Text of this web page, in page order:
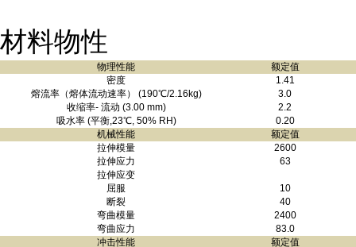
材料物性
物理性能
额定值
密度
1.41
熔流率（熔体流动速率） (190℃/2.16kg)
3.0
收缩率- 流动 (3.00 mm)
2.2
吸水率 (平衡,23℃, 50% RH)
0.20
机械性能
额定值
拉伸模量
2600
拉伸应力
63
拉伸应变
屈服
10
断裂
40
弯曲模量
2400
弯曲应力
83.0
冲击性能
额定值